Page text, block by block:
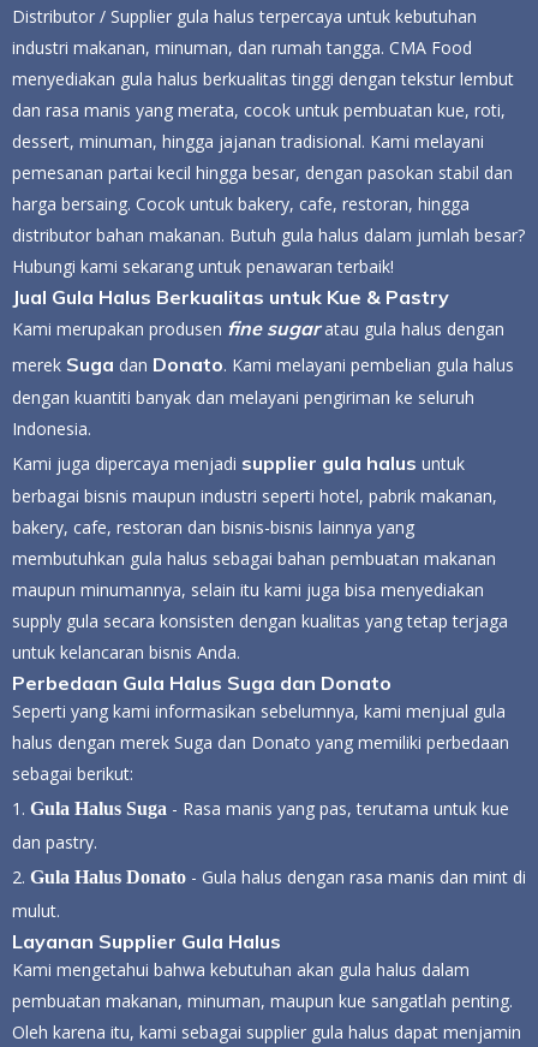
Distributor / Supplier gula halus terpercaya untuk kebutuhan
industri makanan, minuman, dan rumah tangga. CMA Food
menyediakan gula halus berkualitas tinggi dengan tekstur lembut
dan rasa manis yang merata, cocok untuk pembuatan kue, roti,
dessert, minuman, hingga jajanan tradisional. Kami melayani
pemesanan partai kecil hingga besar, dengan pasokan stabil dan
harga bersaing. Cocok untuk bakery, cafe, restoran, hingga
distributor bahan makanan. Butuh gula halus dalam jumlah besar?
Hubungi kami sekarang untuk penawaran terbaik!
Jual Gula Halus Berkualitas untuk Kue & Pastry
Kami merupakan produsen fine sugaratau gula halus dengan
merek Suga dan Donato. Kami melayani pembelian gula halus
dengan kuantiti banyak dan melayani pengiriman ke seluruh
Indonesia.
Kami juga dipercaya menjadi supplier gula halus untuk
berbagai bisnis maupun industri seperti hotel, pabrik makanan,
bakery, cafe, restoran dan bisnis-bisnis lainnya yang
membutuhkan gula halus sebagai bahan pembuatan makanan
maupun minumannya, selain itu kami juga bisa menyediakan
supply gula secara konsisten dengan kualitas yang tetap terjaga
untuk kelancaran bisnis Anda.
Perbedaan Gula Halus Suga dan Donato
Seperti yang kami informasikan sebelumnya, kami menjual gula
halus dengan merek Suga dan Donato yang memiliki perbedaan
sebagai berikut:
1. Gula Halus Suga - Rasa manis yang pas, terutama untuk kue
dan pastry.
2. Gula Halus Donato - Gula halus dengan rasa manis dan mint di
mulut.
Layanan Supplier Gula Halus
Kami mengetahui bahwa kebutuhan akan gula halus dalam
pembuatan makanan, minuman, maupun kue sangatlah penting.
Oleh karena itu, kami sebagai supplier gula halus dapat menjamin